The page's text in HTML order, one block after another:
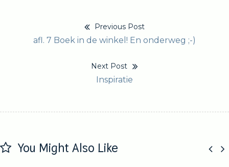
Previous Post
Previous
afl. 7 Boek in de winkel! En onderweg ;-)
Next Post
Next
Inspiratie
You Might Also Like